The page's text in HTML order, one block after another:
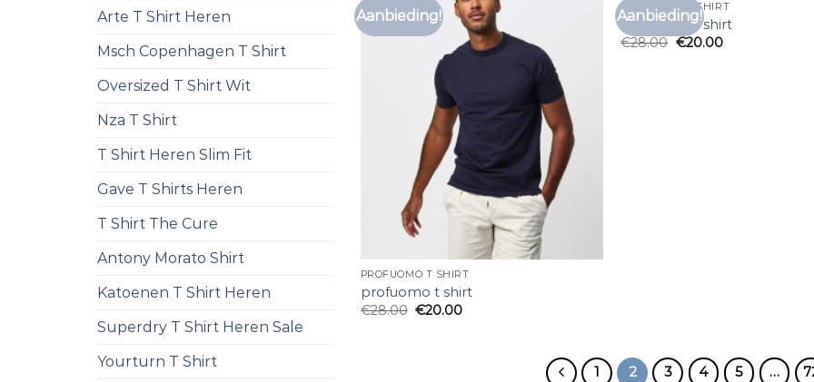
Arte T Shirt Heren
Msch Copenhagen T Shirt
Oversized T Shirt Wit
Nza T Shirt
T Shirt Heren Slim Fit
Gave T Shirts Heren
T Shirt The Cure
Antony Morato Shirt
Katoenen T Shirt Heren
Superdry T Shirt Heren Sale
Yourturn T Shirt
Aanbieding!
verlanglijst
PROFUOMO T SHIRT
profuomo t shirt
€28.00 €20.00
Aanbieding!
PROFUOMO T SHIRT
profuomo t shirt
€28.00 €20.00
1 2 3 4 5 …